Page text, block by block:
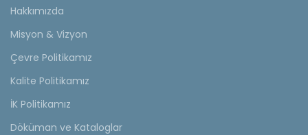
Hakkımızda
Misyon & Vizyon
Çevre Politikamız
Kalite Politikamız
İK Politikamız
Döküman ve Kataloglar